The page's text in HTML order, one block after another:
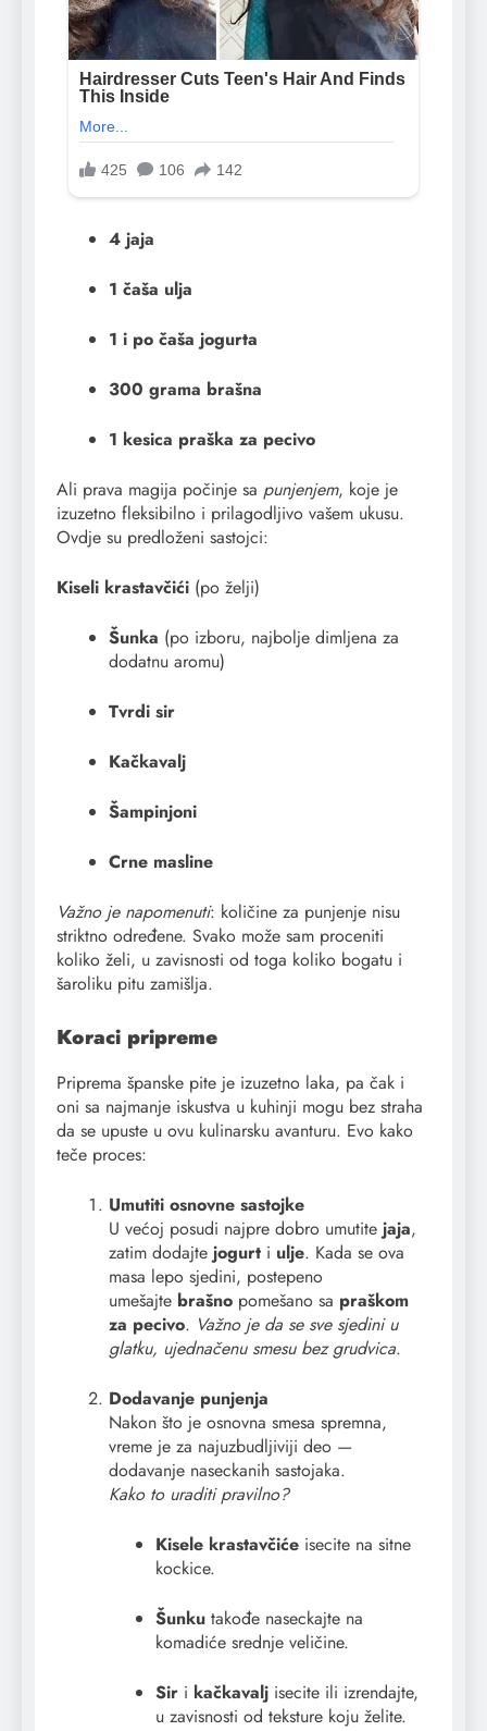
4 jaja
1 čaša ulja
1 i po čaša jogurta
300 grama brašna
1 kesica praška za pecivo
Ali prava magija počinje sa punjenjem, koje je
izuzetno fleksibilno i prilagodljivo vašem ukusu.
Ovdje su predloženi sastojci:
Kiseli krastavčići (po želji)
Šunka (po izboru, najbolje dimljena za
dodatnu aromu)
Tvrdi sir
Kačkavalj
Šampinjoni
Crne masline
Važno je napomenuti: količine za punjenje nisu
striktno određene. Svako može sam proceniti
koliko želi, u zavisnosti od toga koliko bogatu i
šaroliku pitu zamišlja.
Koraci pripreme
Priprema španske pite je izuzetno laka, pa čak i
oni sa najmanje iskustva u kuhinji mogu bez straha
da se upuste u ovu kulinarsku avanturu. Evo kako
teče proces:
Umutiti osnovne sastojke
U većoj posudi najpre dobro umutite jaja,
zatim dodajte jogurt i ulje. Kada se ova
masa lepo sjedini, postepeno
umešajte brašno pomešano sa praškom
za pecivo. Važno je da se sve sjedini u
glatku, ujednačenu smesu bez grudvica.
Dodavanje punjenja
Nakon što je osnovna smesa spremna,
vreme je za najuzbudljiviji deo —
dodavanje naseckanih sastojaka.
Kako to uraditi pravilno?
Kisele krastavčiće isecite na sitne
kockice.
Šunku takođe naseckajte na
komadiće srednje veličine.
Sir i kačkavalj isecite ili izrendajte,
u zavisnosti od teksture koju želite.